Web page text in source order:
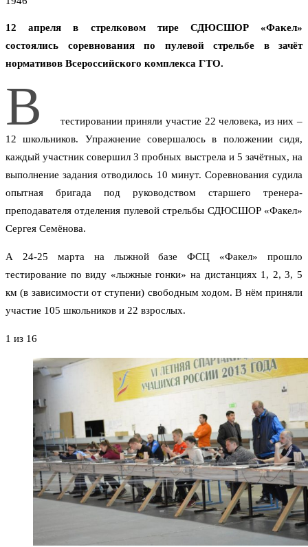
12 апреля в стрелковом тире СДЮСШОР «Факел»
состоялись соревнования по пулевой стрельбе в зачёт
нормативов Всероссийского комплекса ГТО.
В
тестировании приняли участие 22 человека, из них –
12 школьников. Упражнение совершалось в положении сидя,
каждый участник совершил 3 пробных выстрела и 5 зачётных, на
выполнение задания отводилось 10 минут. Соревнования судила
опытная бригада под руководством старшего тренера-
преподавателя отделения пулевой стрельбы СДЮСШОР «Факел»
Сергея Семёнова.
А 24-25 марта на лыжной базе ФСЦ «Факел» прошло
тестирование по виду «лыжные гонки» на дистанциях 1, 2, 3, 5
км (в зависимости от ступени) свободным ходом. В нём приняли
участие 105 школьников и 22 взрослых.
1 из 16